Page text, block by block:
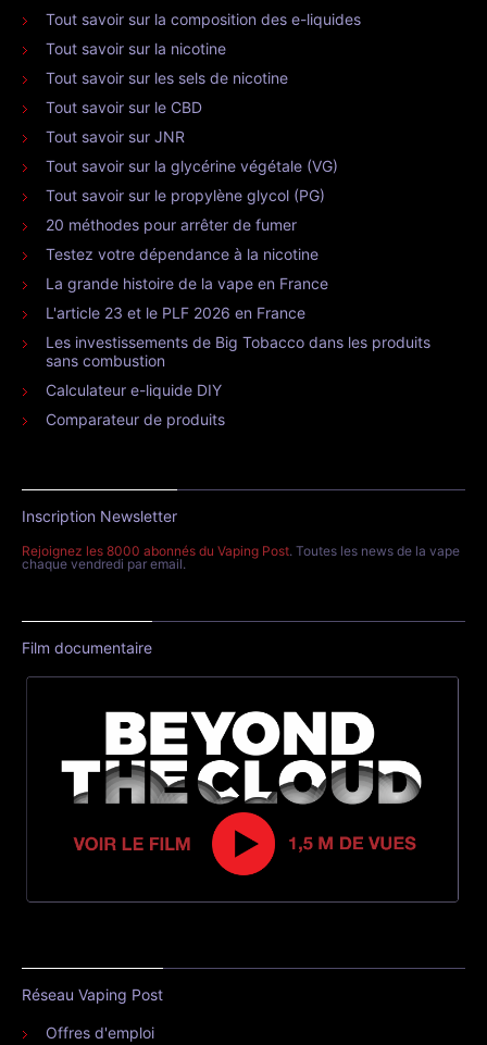
Tout savoir sur la composition des e-liquides
Tout savoir sur la nicotine
Tout savoir sur les sels de nicotine
Tout savoir sur le CBD
Tout savoir sur JNR
Tout savoir sur la glycérine végétale (VG)
Tout savoir sur le propylène glycol (PG)
20 méthodes pour arrêter de fumer
Testez votre dépendance à la nicotine
La grande histoire de la vape en France
L'article 23 et le PLF 2026 en France
Les investissements de Big Tobacco dans les produits
sans combustion
Calculateur e-liquide DIY
Comparateur de produits
Inscription Newsletter
Rejoignez les 8000 abonnés du Vaping Post. Toutes les news de la vape
chaque vendredi par email.
Film documentaire
Réseau Vaping Post
Offres d'emploi